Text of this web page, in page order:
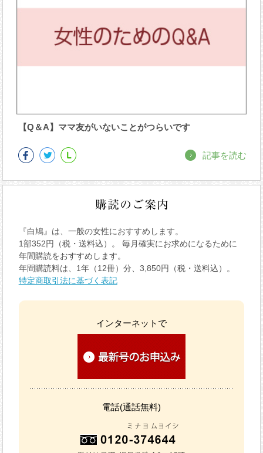
【Q＆A】ママ友がいないことがつらいです
記事を読む
『白鳩』は、一般の女性におすすめします。
1部352円（税・送料込）。 毎月確実にお求めになるために
年間購読をおすすめします。
年間購読料は、1年（12冊）分、3,850円（税・送料込）。
特定商取引法に基づく表記
インターネットで
電話(通話無料)